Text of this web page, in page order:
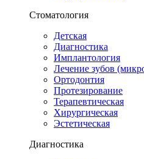
Стоматология
Детская
Диагностика
Имплантология
Лечение зубов
Ортодонтия
Протезирование
Терапевтическая
Хирургическая
Эстетическая
Диагностика